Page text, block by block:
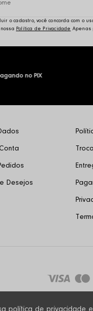
o cadastro, você concorda com o
nossa Política de Privacidade
no PIX
Desejos